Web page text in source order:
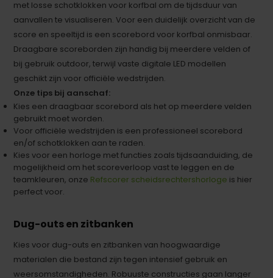
met losse schotklokken voor korfbal om de tijdsduur van
aanvallen te visualiseren. Voor een duidelijk overzicht van de
score en speeltijd is een scorebord voor korfbal onmisbaar.
Draagbare scoreborden zijn handig bij meerdere velden of
bij gebruik outdoor, terwijl vaste digitale LED modellen
geschikt zijn voor officiële wedstrijden.
Onze tips bij aanschaf:
Kies een draagbaar scorebord als het op meerdere velden
gebruikt moet worden.
Voor officiële wedstrijden is een professioneel scorebord
en/of schotklokken aan te raden.
Kies voor een horloge met functies zoals tijdsaanduiding, de
mogelijkheid om het scoreverloop vast te leggen en de
teamkleuren, onze Refscorer scheidsrechtershorloge is hier
perfect voor.
Dug-outs en zitbanken
Kies voor dug-outs en zitbanken van hoogwaardige
materialen die bestand zijn tegen intensief gebruik en
weersomstandigheden. Robuuste constructies gaan langer